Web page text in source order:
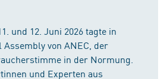
und 12. Juni 2026 tagte in
von ANEC, der
in der Normung.
und Experten aus